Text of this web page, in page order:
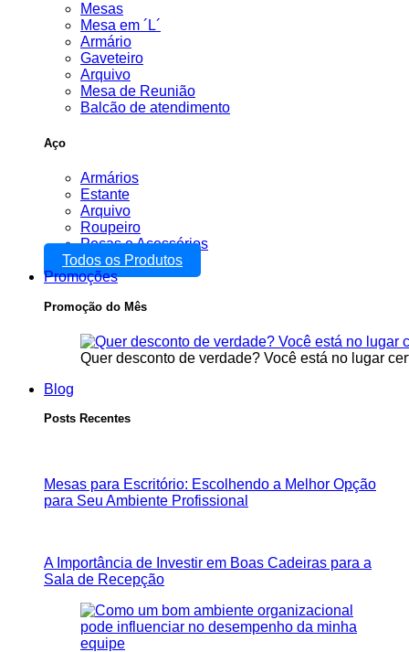
Mesas
Mesa em ´L´
Armário
Gaveteiro
Arquivo
Mesa de Reunião
Balcão de atendimento
Aço
Armários
Estante
Arquivo
Roupeiro
Peças e Acessórios
Todos os Produtos
Promoções
Promoção do Mês
Quer desconto de verdade? Você está no lugar
Blog
Posts Recentes
Mesas para Escritório: Escolhendo a Melhor Opção
para Seu Ambiente Profissional
A Importância de Investir em Boas Cadeiras para a
Sala de Recepção